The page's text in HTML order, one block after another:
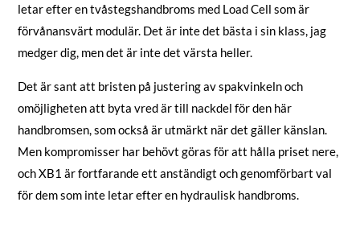
letar efter en tvåstegshandbroms med Load Cell som är
förvånansvärt modulär. Det är inte det bästa i sin klass, jag
medger dig, men det är inte det värsta heller.
Det är sant att bristen på justering av spakvinkeln och
omöjligheten att byta vred är till nackdel för den här
handbromsen, som också är utmärkt när det gäller känslan.
Men kompromisser har behövt göras för att hålla priset nere,
och XB1 är fortfarande ett anständigt och genomförbart val
för dem som inte letar efter en hydraulisk handbroms.